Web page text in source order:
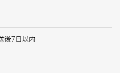
後7日以内